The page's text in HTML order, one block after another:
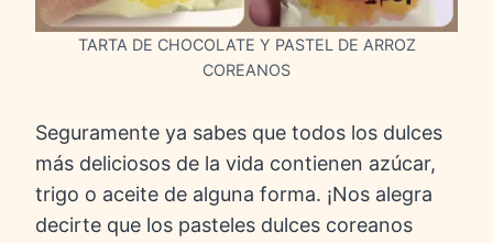
TARTA DE CHOCOLATE Y PASTEL DE ARROZ
COREANOS
Seguramente ya sabes que todos los dulces
más deliciosos de la vida contienen azúcar,
trigo o aceite de alguna forma. ¡Nos alegra
decirte que los pasteles dulces coreanos